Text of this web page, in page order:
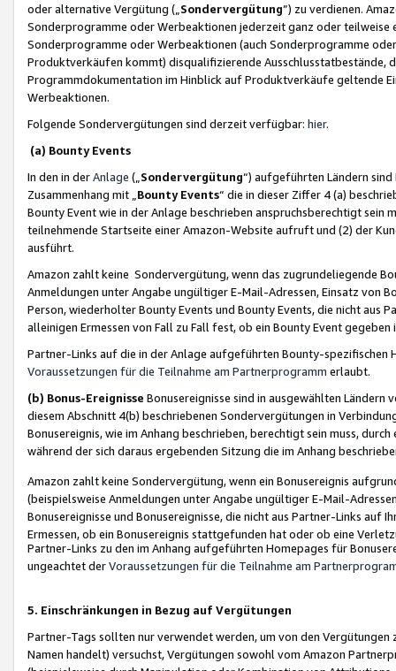
oder alternative Vergütung („ Sondervergütung”) zu verdienen.
Sonderprogramme oder Werbeaktionen jederzeit ganz oder
Sonderprogramme oder Werbeaktionen (auch Sonderprogramme
Produktverkäufen kommt) disqualifizierende Ausschlusstatbestände,
Programmdokumentation im Hinblick auf Produktverkäufe geltende
Werbeaktionen.
Folgende Sondervergütungen sind derzeit verfügbar: hier.
(a) Bounty Events
In den in derAnlage („ Sondervergütung“) aufgeführten Ländern
Zusammenhang mit „ Bounty Events“ die in dieser Ziffer 4 (a)
Bounty Event wie in der Anlage beschrieben anspruchsberechtigt sein
teilnehmende Startseite einer Amazon-Website aufruft und (2) der
ausführt.
Amazon zahlt keine Sondervergütung, wenn das zugrundeliegende
Anmeldungen unter Angabe ungültiger E-Mail-Adressen, Einsatz von
Person, wiederholter Bounty Events und Bounty Events, die nicht
alleinigen Ermessen von Fall zu Fall fest, ob ein Bounty Event
Partner-Links auf die in der Anlage aufgeführten Bounty-spezifischen
Voraussetzungen für die Teilnahme am Partnerprogramm erlaubt.
(b) Bonus-Ereignisse Bonusereignisse sind in ausgewählten Ländern
diesem Abschnitt 4(b) beschriebenen Sondervergütungen in
Bonusereignis, wie im Anhang beschrieben, berechtigt sein muss,
während der sich daraus ergebenden Sitzung die im Anhang
Amazon zahlt keine Sondervergütung, wenn ein Bonusereignis
(beispielsweise Anmeldungen unter Angabe ungültiger E-Mail-
Bonusereignisse und Bonusereignisse, die nicht aus Partner-Links auf
Ermessen, ob ein Bonusereignis stattgefunden hat oder ob eine
Partner-Links zu den im Anhang aufgeführten Homepages für
ungeachtet derVoraussetzungen für die Teilnahme am
5. Einschränkungen in Bezug auf Vergütungen
Partner-Tags sollten nur verwendet werden, um von den
Namen handelt) versuchst, Vergütungen sowohl vom Amazon